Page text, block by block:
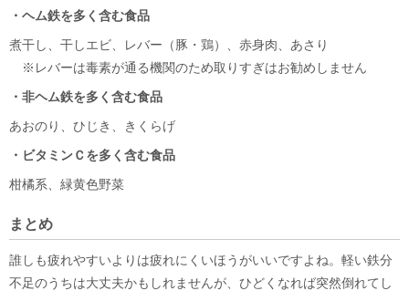
・ヘム鉄を多く含む食品
煮干し、干しエビ、レバー（豚・鶏）、赤身肉、あさり
※レバーは毒素が通る機関のため取りすぎはお勧めしません
・非ヘム鉄を多く含む食品
あおのり、ひじき、きくらげ
・ビタミンＣを多く含む食品
柑橘系、緑黄色野菜
まとめ
誰しも疲れやすいよりは疲れにくいほうがいいですよね。軽い鉄分
不足のうちは大丈夫かもしれませんが、ひどくなれば突然倒れてし